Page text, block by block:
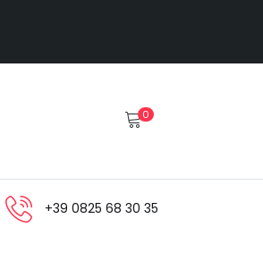
0
+39 0825 68 30 35